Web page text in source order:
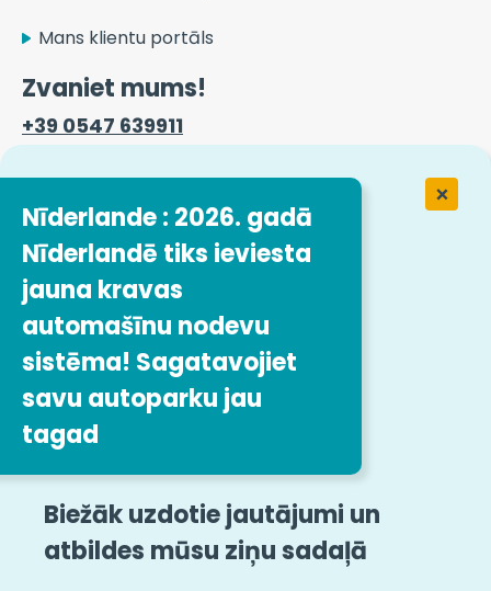
Nīderlande : 2026. gadā
Nīderlandē tiks ieviesta
jauna kravas
automašīnu nodevu
sistēma! Sagatavojiet
savu autoparku jau
tagad
Biežāk uzdotie jautājumi un
atbildes mūsu ziņu sadaļā
Mans klientu portāls
Zvaniet mums!
+39 0547 639911
Kontaktinformācija
Darbs uzņēmumā Easytrip
Transport Services
Mūsu darba piedāvājumi
Juridiskās norādes
Lapas karte
Vispārīgie noteikumi un nosacījumi
Sekojiet mums